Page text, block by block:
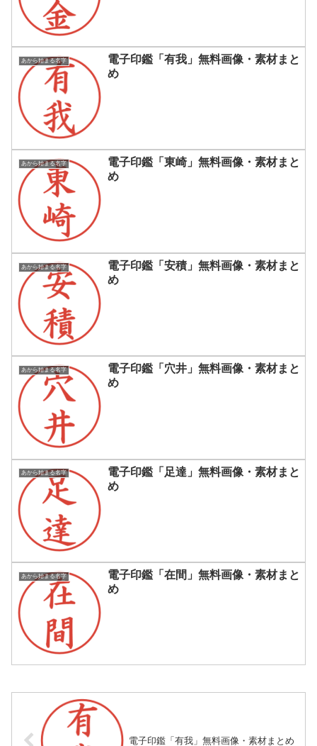
あから始まる名字
電子印鑑「有我」無料画像・素材まと
め
あから始まる名字
電子印鑑「東崎」無料画像・素材まと
め
あから始まる名字
電子印鑑「安積」無料画像・素材まと
め
あから始まる名字
電子印鑑「穴井」無料画像・素材まと
め
あから始まる名字
電子印鑑「足達」無料画像・素材まと
め
あから始まる名字
電子印鑑「在間」無料画像・素材まと
め
電子印鑑「有我」無料画像・素材まとめ